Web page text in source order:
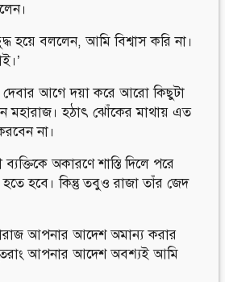
হয়ে বললেন, আমি বিশ্বাস করি না।
দেবার আগে দয়া করে আরো কিছুটা
মহারাজ। হঠাৎ ঝোঁকের মাথায় এত
না।
অকারণে শাস্তি দিলে পরে
হবে। কিন্তু তবুও রাজা তাঁর জেদ
আপনার আদেশ অমান্য করার
আপনার আদেশ অবশ্যই আমি